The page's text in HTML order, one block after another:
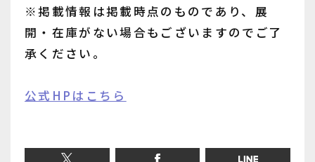
※掲載情報は掲載時点のものであり、展
開・在庫がない場合もございますのでご了
承ください。
公式HPはこちら